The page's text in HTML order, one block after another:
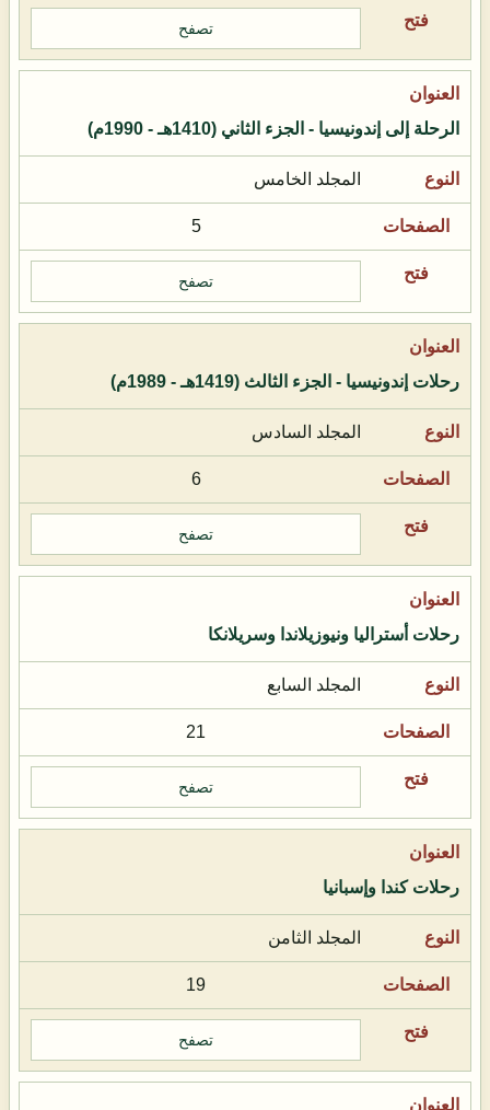
تصفح
الرحلة إلى إندونيسيا - الجزء الثاني (1410هـ - 1990م)
المجلد الخامس
5
تصفح
رحلات إندونيسيا - الجزء الثالث (1419هـ - 1989م)
المجلد السادس
6
تصفح
رحلات أستراليا ونيوزيلاندا وسريلانكا
المجلد السابع
21
تصفح
رحلات كندا وإسبانيا
المجلد الثامن
19
تصفح